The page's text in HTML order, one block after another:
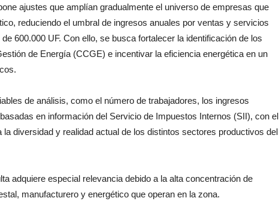
ajustes que amplían gradualmente el universo de empresas que
reduciendo el umbral de ingresos anuales por ventas y servicios
600.000 UF. Con ello, se busca fortalecer la identificación de los
de Energía (CCGE) e incentivar la eficiencia energética en un
de análisis, como el número de trabajadores, los ingresos
en información del Servicio de Impuestos Internos (SII), con el
la diversidad y realidad actual de los distintos sectores productivos del
adquiere especial relevancia debido a la alta concentración de
manufacturero y energético que operan en la zona.